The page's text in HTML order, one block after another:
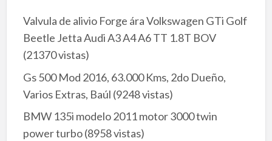
Valvula de alivio Forge ára Volkswagen GTi Golf
Beetle Jetta Audi A3 A4 A6 TT 1.8T BOV
(21370 vistas)
Gs 500 Mod 2016, 63.000 Kms, 2do Dueño,
Varios Extras, Baúl (9248 vistas)
BMW 135i modelo 2011 motor 3000 twin
power turbo(8958 vistas)